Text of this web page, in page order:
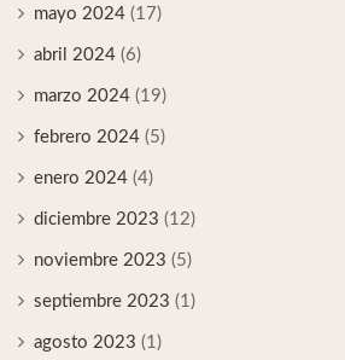
mayo 2024 (17)
abril 2024 (6)
marzo 2024 (19)
febrero 2024 (5)
enero 2024 (4)
diciembre 2023 (12)
noviembre 2023 (5)
septiembre 2023 (1)
agosto 2023 (1)